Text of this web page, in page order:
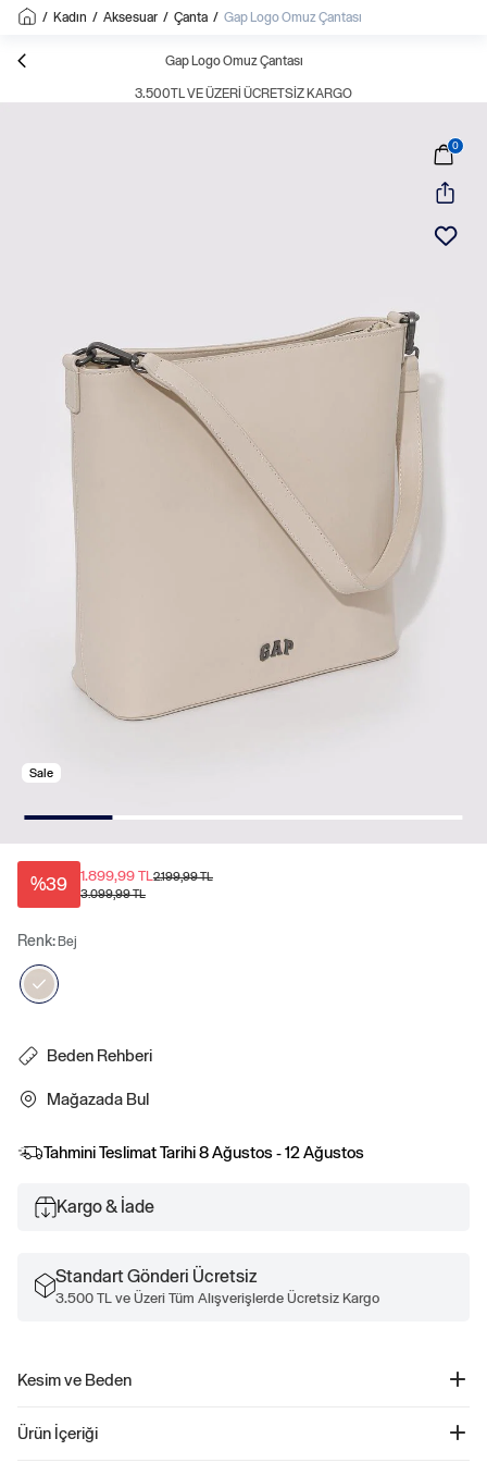
/ Kadın / Aksesuar / Çanta / Gap Logo Omuz Çantası
Gap Logo Omuz Çantası
3.500TL VE ÜZERI ÜCRETSIZ KARGO
Sale
0
%39 1.899,99 TL2.199,99 TL
3.099,99 TL
Renk: Bej
Beden Rehberi
Mağazada Bul
Tahmini Teslimat Tarihi8 Ağustos - 12 Ağustos
Kargo & İade
Standart Gönderi Ücretsiz
3.500 TL ve Üzeri Tüm Alışverişlerde Ücretsiz Kargo
Kesim ve Beden
Ürün İçeriği